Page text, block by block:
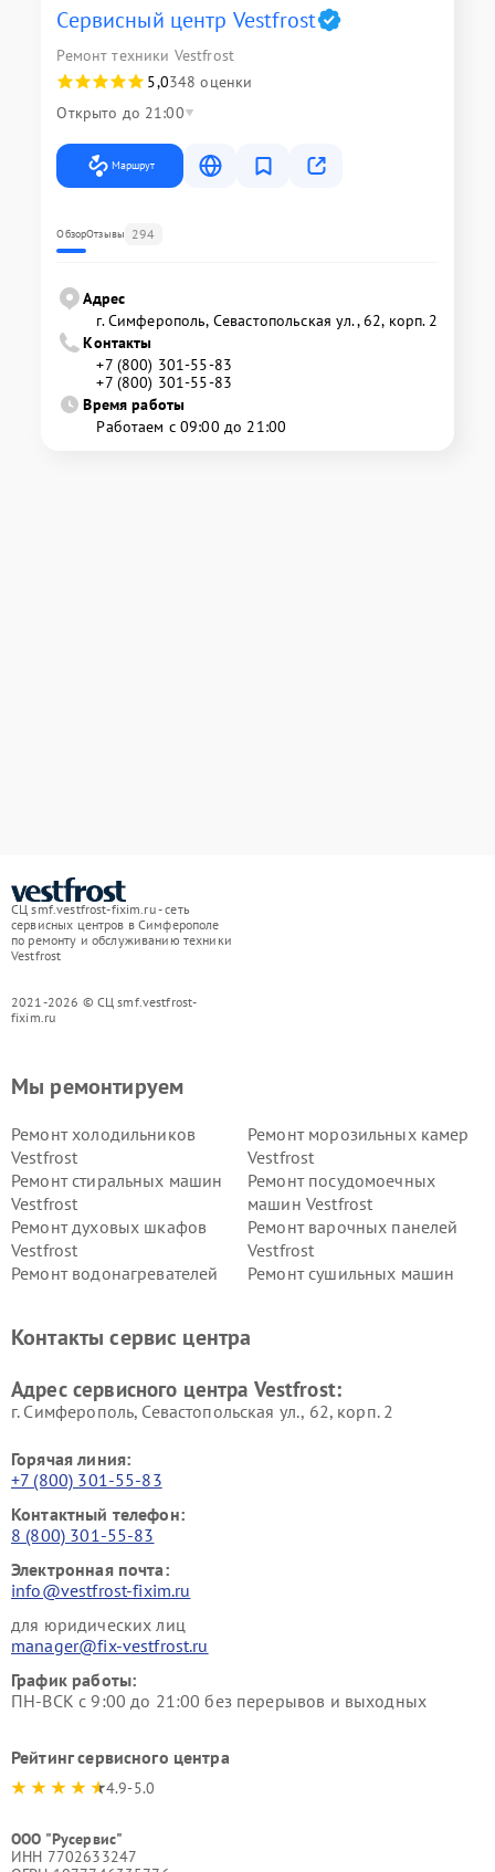
Сервисный центр Vestfrost
Ремонт техники Vestfrost
5,0348 оценки
Открыто до 21:00
Маршрут
ОбзорОтзывы 294
Адрес
г. Симферополь, Севастопольская ул., 62, корп. 2
Контакты
+7 (800) 301-55-83
+7 (800) 301-55-83
Время работы
Работаем с 09:00 до 21:00
СЦ smf.vestfrost-fixim.ru - сеть
сервисных центров в Симферополе
по ремонту и обслуживанию техники
Vestfrost
2021-2026 © СЦ smf.vestfrost-
fixim.ru
Мы ремонтируем
Ремонт холодильников
Vestfrost
Ремонт морозильных камер
Vestfrost
Ремонт стиральных машин
Vestfrost
Ремонт посудомоечных
машин Vestfrost
Ремонт духовых шкафов
Vestfrost
Ремонт варочных панелей
Vestfrost
Ремонт водонагревателей
Ремонт сушильных машин
Vestfrost
Контакты сервис центра
Адрес сервисного центра Vestfrost:
г. Симферополь, Севастопольская ул., 62, корп. 2
Горячая линия:
+7 (800) 301-55-83
Контактный телефон:
8 (800) 301-55-83
Электронная почта:
info@vestfrost-fixim.ru
для юридических лиц
manager@fix-vestfrost.ru
График работы:
ПН-ВСК с 9:00 до 21:00 без перерывов и выходных
Рейтинг сервисного центра
4.9-5.0
ООО "Русервис"
ИНН 7702633247